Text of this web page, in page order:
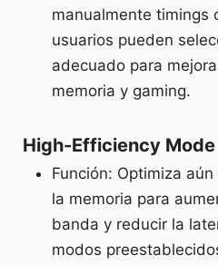
manualmente timings
usuarios pueden
adecuado para
memoria y gaming.
High-Efficiency Mode
Función: Optimiza
la memoria para
banda y reducir la
modos